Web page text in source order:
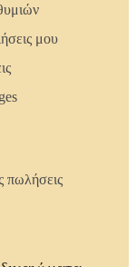
μου
πωλήσεις